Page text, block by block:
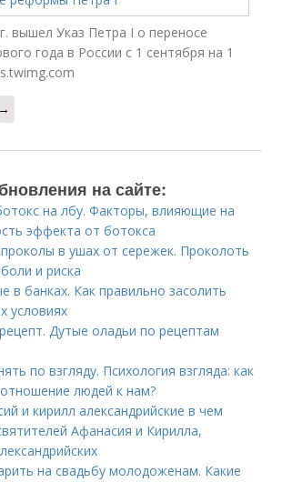
вышел Указ Петра I о переносе
года в России с 1 сентября на 1
на сайте:
на лбу. Факторы, влияющие на
эффекта от ботокса
в ушах от сережек. Проколоть
и риска
в банках. Как правильно засолить
условиях
Дутые оладьи по рецептам
по взгляду. Психология взгляда: как
людей к нам?
и кирилл александрийские в чем
Афанасия и Кирилла,
на свадьбу молодоженам. Какие